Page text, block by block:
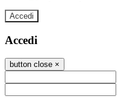
Accedi
Accedi
button close ×